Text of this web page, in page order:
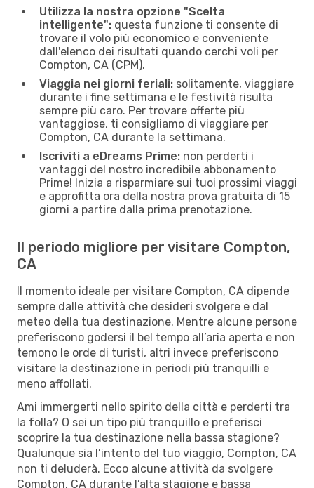
Utilizza la nostra opzione "Scelta
intelligente": questa funzione ti consente di
trovare il volo più economico e conveniente
dall'elenco dei risultati quando cerchi voli per
Compton, CA (CPM).
Viaggia nei giorni feriali: solitamente, viaggiare
durante i fine settimana e le festività risulta
sempre più caro. Per trovare offerte più
vantaggiose, ti consigliamo di viaggiare per
Compton, CA durante la settimana.
Iscriviti a eDreams Prime: non perderti i
vantaggi del nostro incredibile abbonamento
Prime! Inizia a risparmiare sui tuoi prossimi viaggi
e approfitta ora della nostra prova gratuita di 15
giorni a partire dalla prima prenotazione.
Il periodo migliore per visitare Compton,
CA
Il momento ideale per visitare Compton, CA dipende
sempre dalle attività che desideri svolgere e dal
meteo della tua destinazione. Mentre alcune persone
preferiscono godersi il bel tempo all’aria aperta e non
temono le orde di turisti, altri invece preferiscono
visitare la destinazione in periodi più tranquilli e
meno affollati.
Ami immergerti nello spirito della città e perderti tra
la folla? O sei un tipo più tranquillo e preferisci
scoprire la tua destinazione nella bassa stagione?
Qualunque sia l’intento del tuo viaggio, Compton, CA
non ti deluderà. Ecco alcune attività da svolgere
Compton, CA durante l’alta stagione e bassa